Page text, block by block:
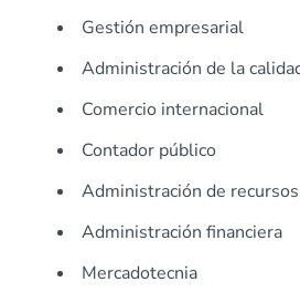
Gestión empresarial
Administración de la
Comercio internacional
Contador público
Administración de
Administración financiera
Mercadotecnia